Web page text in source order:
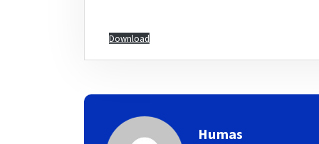
Download
Humas